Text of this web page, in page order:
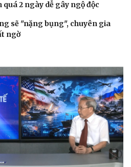
2 ngày dễ gây ngộ độc
sẽ "nặng bụng", chuyên gia
ngờ